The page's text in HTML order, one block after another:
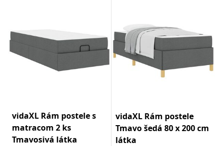
vidaXL Rám postele s
matracom 2 ks
Tmavosivá látka
vidaXL Rám postele
Tmavo šedá 80 x 200 cm
látka